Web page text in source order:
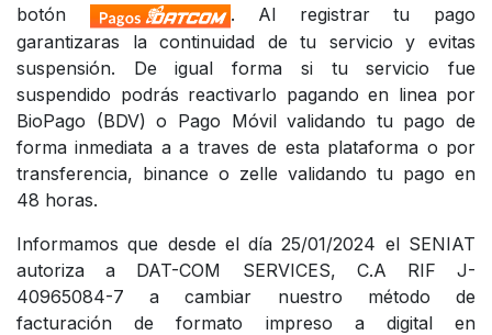
botón
. Al registrar tu pago
garantizaras la continuidad de tu servicio y evitas
suspensión. De igual forma si tu servicio fue
suspendido podrás reactivarlo pagando en linea por
BioPago (BDV) o Pago Móvil validando tu pago de
forma inmediata a a traves de esta plataforma o por
transferencia, binance o zelle validando tu pago en
48 horas.
Informamos que desde el día 25/01/2024 el SENIAT
autoriza a DAT-COM SERVICES, C.A RIF J-
40965084-7 a cambiar nuestro método de
facturación de formato impreso a digital en